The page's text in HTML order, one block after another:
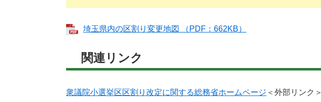
埼玉県内の区割り変更地図 （PDF：662KB）
関連リンク
衆議院小選挙区区割り改定に関する総務省ホームページ ＜外部リンク＞